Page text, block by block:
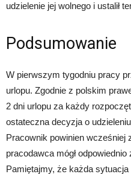
udzielenie jej wolnego i ustalił
Podsumowanie
W pierwszym tygodniu pracy
urlopu. Zgodnie z polskim
2 dni urlopu za każdy
ostateczna decyzja o
Pracownik powinien wcześniej
pracodawca mógł
Pamiętajmy, że każda